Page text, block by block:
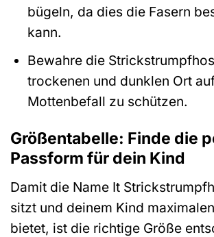
bügeln, da dies die Fasern
kann.
Bewahre die
trockenen und dunklen Ort
Mottenbefall zu schützen.
Größentabelle: Finde die
Passform für dein Kind
Damit die Name It
sitzt und deinem Kind
bietet, ist die richtige Größe